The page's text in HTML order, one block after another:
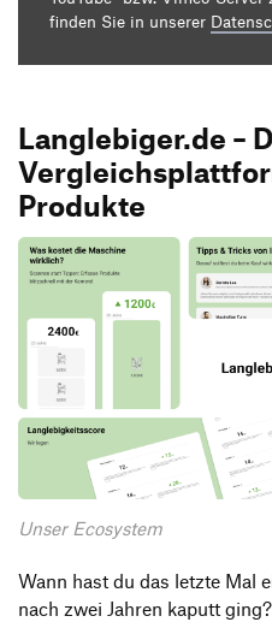
finden Sie in unserer
Langlebiger.de –
Produkte
Unser Ecosystem
Wann hast du das letzte Mal
nach zwei Jahren kaputt ging?